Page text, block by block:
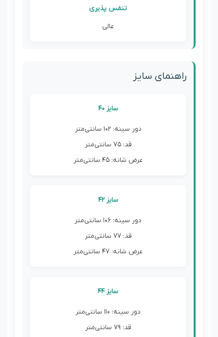
تنفس پذیری
عالی
راهنمای سایز
سایز 40
دور سینه: 102 سانتی‌متر
قد: 75 سانتی‌متر
عرض شانه: 45 سانتی‌متر
سایز 42
دور سینه: 106 سانتی‌متر
قد: 77 سانتی‌متر
عرض شانه: 47 سانتی‌متر
سایز 44
دور سینه: 110 سانتی‌متر
قد: 79 سانتی‌متر